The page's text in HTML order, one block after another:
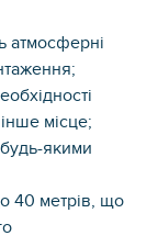
атмосферні
місце;
якими
40 метрів, що